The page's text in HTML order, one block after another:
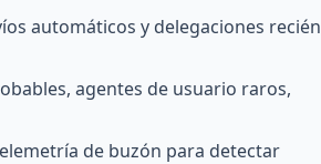
automáticos y delegaciones recién
agentes de usuario raros,
de buzón para detectar